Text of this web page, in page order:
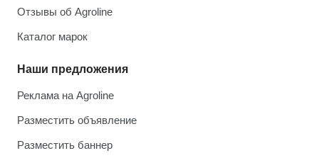
Отзывы об Agroline
Каталог марок
Наши предложения
Реклама на Agroline
Разместить объявление
Разместить баннер